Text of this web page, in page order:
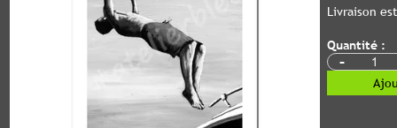
Livraison
Quantité :
-